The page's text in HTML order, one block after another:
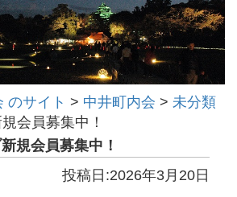
のサイト > 中井町内会 > 未分類
会員募集中！
規会員募集中！
投稿日:2026年3月20日